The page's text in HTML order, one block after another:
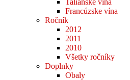
Francúzske vína
Ročník
2012
2011
2010
Všetky ročníky
Doplnky
Obaly